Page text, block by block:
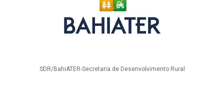
SDR/BahiATER-Secretaria de Desenvolvimento Rural